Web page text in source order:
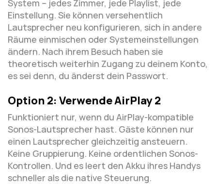
System – jedes Zimmer, jede Playlist, jede
Einstellung. Sie können versehentlich
Lautsprecher neu konfigurieren, sich in andere
Räume einmischen oder Systemeinstellungen
ändern. Nach ihrem Besuch haben sie
theoretisch weiterhin Zugang zu deinem Konto,
es sei denn, du änderst dein Passwort.
Option 2: Verwende AirPlay 2
Funktioniert nur, wenn du AirPlay-kompatible
Sonos-Lautsprecher hast. Gäste können nur
einen Lautsprecher gleichzeitig ansteuern.
Keine Gruppierung. Keine ordentlichen Sonos-
Kontrollen. Und es leert den Akku ihres Handys
schneller als die native Steuerung.